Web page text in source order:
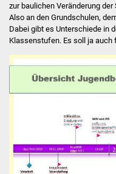
zur baulichen Veränderung
Also an den Grundschulen,
Dabei gibt es Unterschiede in
Klassenstufen. Es soll ja auch